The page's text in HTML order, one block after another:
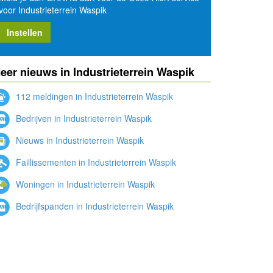
Industrieterrein Waspik
Instellen
nieuws in Industrieterrein Waspik
112 meldingen in Industrieterrein Waspik
Bedrijven in Industrieterrein Waspik
Nieuws in Industrieterrein Waspik
Faillissementen in Industrieterrein Waspik
Woningen in Industrieterrein Waspik
Bedrijfspanden in Industrieterrein Waspik